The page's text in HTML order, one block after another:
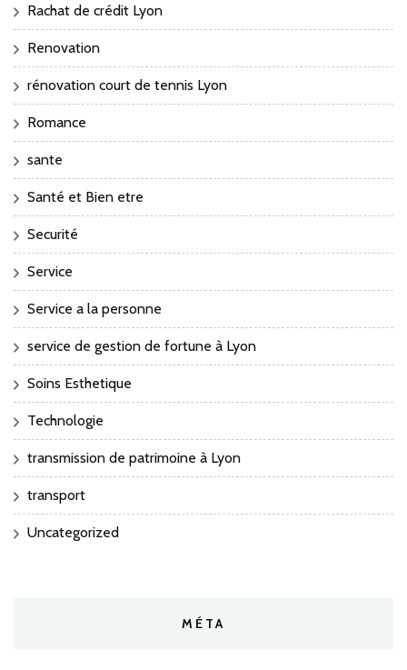
Rachat de crédit Lyon
Renovation
rénovation court de tennis Lyon
Romance
sante
Santé et Bien etre
Securité
Service
Service a la personne
service de gestion de fortune à Lyon
Soins Esthetique
Technologie
transmission de patrimoine à Lyon
transport
Uncategorized
MÉTA